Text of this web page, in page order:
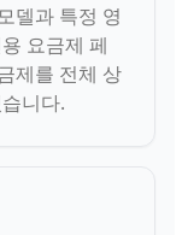
델과 특정 영
요금제 페
제를 전체 상
니다.